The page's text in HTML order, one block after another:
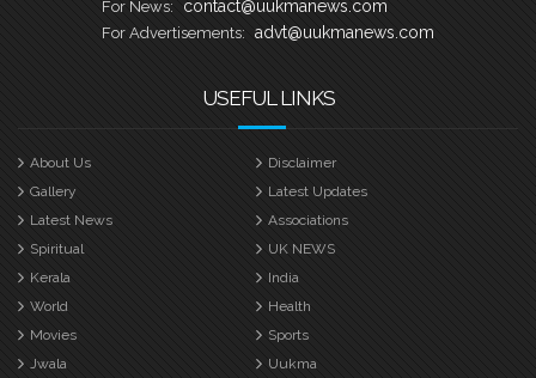
For News: contact@uukmanews.com
For Advertisements: advt@uukmanews.com
USEFUL LINKS
About Us
Disclaimer
Gallery
Latest Updates
Latest News
Associations
Spiritual
UK NEWS
Kerala
India
World
Health
Movies
Sports
Jwala
Uukma